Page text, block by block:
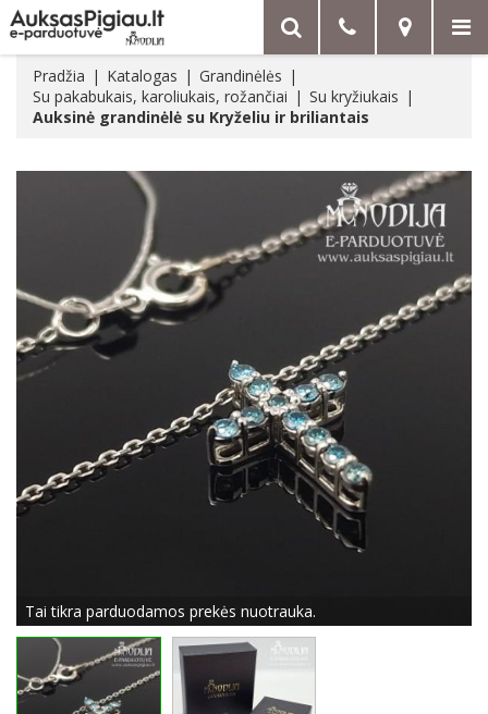
Pradžia Katalogas
Grandinėlės
Su pakabukais, karoliukais, rožančiai
Su kryžiukais
Auksinė grandinėlė su Kryželiu ir briliantais
Tai tikra parduodamos prekės nuotrauka.